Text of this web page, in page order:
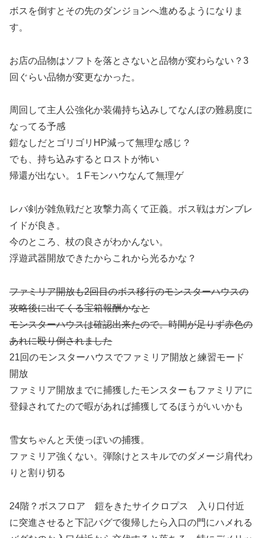
ボスを倒すとその先のダンジョンへ進めるようになりま
す。
お店の品物はソフトを落とさないと品物が変わらない？3
回ぐらい品物が変更なかった。
周回して主人公強化か装備持ち込みしてなんぼの難易度に
なってる予感
鎧なしだとゴリゴリHP減って無理な感じ？
でも、持ち込みするとロストが怖い
帰還が出ない。１Fモンハウなんて無理ゲ
レバ剣が雑魚戦だと攻撃力高くて正義。ボス戦はガンブレ
イドが良き。
今のところ、杖の良さがわかんない。
浮遊武器開放できたからこれから光るかな？
ファミリア開放も2回目のボス移行のモンスターハウスの
攻略後に出てくる宝箱報酬かなと
モンスターハウスは確認出来たので。時間が足りず赤色の
あれに殴り倒されました
21回のモンスターハウスでファミリア開放と練習モード
開放
ファミリア開放までに捕獲したモンスターもファミリアに
登録されてたので暇があれば捕獲してるほうがいいかも
雪女ちゃんと天使っぽいの捕獲。
ファミリア強くない。弾除けとスキルでのダメージ肩代わ
りと割り切る
24階？ボスフロア 鎧をきたサイクロプス 入り口付近
に突進させると下記バグで復帰したら入口の門にハメれる